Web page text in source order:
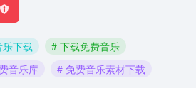
下载
# 下载免费音乐
音乐库
# 免费音乐素材下载